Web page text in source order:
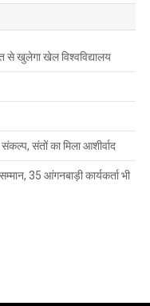
खुलेगा खेल विश्वविद्यालय
संतों का मिला आशीर्वाद
35 आंगनबाड़ी कार्यकर्ता भी